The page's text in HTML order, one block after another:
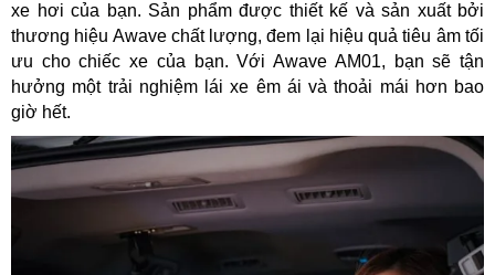
xe hơi của bạn. Sản phẩm được thiết kế và sản xuất bởi
thương hiệu Awave chất lượng, đem lại hiệu quả tiêu âm tối
ưu cho chiếc xe của bạn. Với Awave AM01, bạn sẽ tận
hưởng một trải nghiệm lái xe êm ái và thoải mái hơn bao
giờ hết.